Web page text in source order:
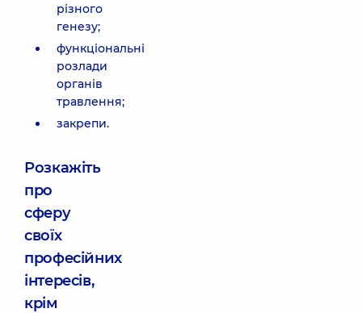
різного
генезу;
функціональні
розлади
органів
травлення;
закрепи.
Розкажіть
про
сферу
своїх
професійних
інтересів,
крім